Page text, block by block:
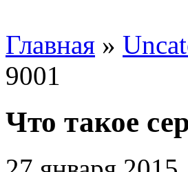
Главная »
9001
Что такое